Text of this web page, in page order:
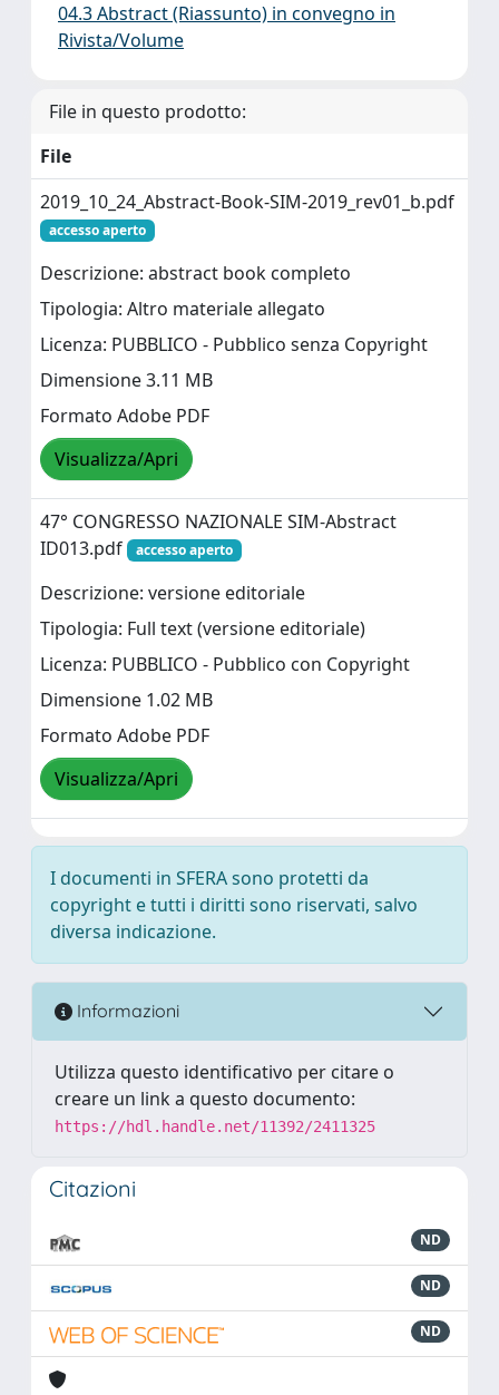
04.3 Abstract (Riassunto) in convegno in
Rivista/Volume
File in questo prodotto:
File
2019_10_24_Abstract-Book-SIM-2019_rev01_b.pdf
accesso aperto
Descrizione: abstract book completo
Tipologia: Altro materiale allegato
Licenza: PUBBLICO - Pubblico senza Copyright
Dimensione 3.11 MB
Formato Adobe PDF
Visualizza/Apri
47° CONGRESSO NAZIONALE SIM-Abstract
ID013.pdf
accesso aperto
Descrizione: versione editoriale
Tipologia: Full text (versione editoriale)
Licenza: PUBBLICO - Pubblico con Copyright
Dimensione 1.02 MB
Formato Adobe PDF
Visualizza/Apri
I documenti in SFERA sono protetti da
copyright e tutti i diritti sono riservati, salvo
diversa indicazione.
Informazioni
Utilizza questo identificativo per citare o
creare un link a questo documento:
https://hdl.handle.net/11392/2411325
Citazioni
ND
ND
ND